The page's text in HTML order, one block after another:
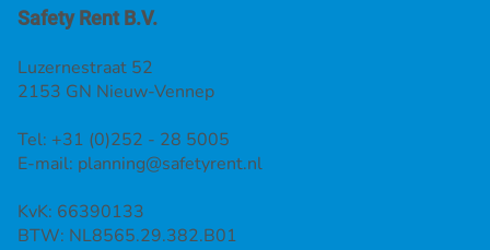
Safety Rent B.V.
Luzernestraat 52
2153 GN Nieuw-Vennep
Tel: +31 (0)252 - 28 5005
E-mail: planning@safetyrent.nl
KvK: 66390133
BTW: NL8565.29.382.B01